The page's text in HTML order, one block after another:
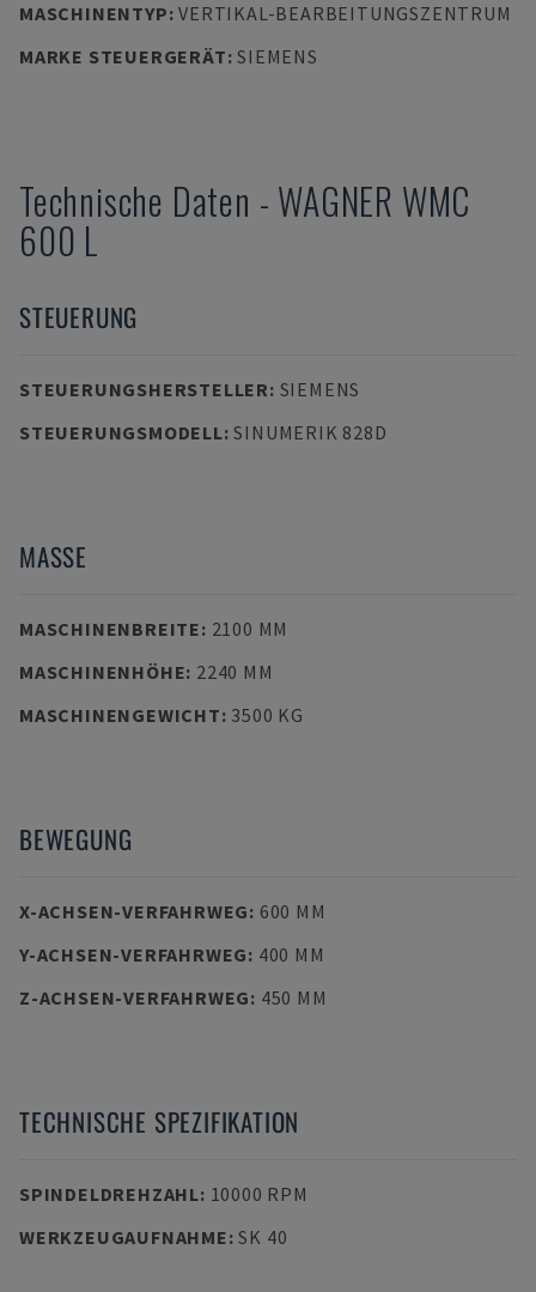
MASCHINENTYP:VERTIKAL-BEARBEITUNGSZENTRUM
MARKE STEUERGERÄT:SIEMENS
Technische Daten - WAGNER WMC
600 L
STEUERUNG
STEUERUNGSHERSTELLER: SIEMENS
STEUERUNGSMODELL:SINUMERIK 828D
MASSE
MASCHINENBREITE: 2100 MM
MASCHINENHÖHE: 2240 MM
MASCHINENGEWICHT: 3500 KG
BEWEGUNG
X-ACHSEN-VERFAHRWEG: 600 MM
Y-ACHSEN-VERFAHRWEG: 400 MM
Z-ACHSEN-VERFAHRWEG: 450 MM
TECHNISCHE SPEZIFIKATION
SPINDELDREHZAHL: 10000 RPM
WERKZEUGAUFNAHME:SK 40